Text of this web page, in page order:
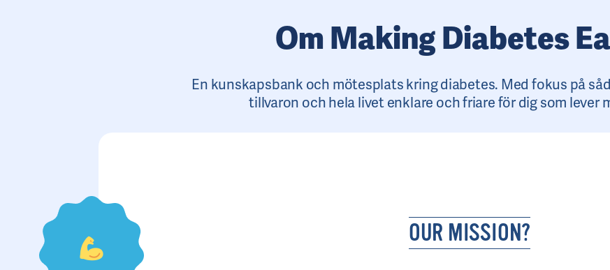
Om Making Diabetes
En kunskapsbank och mötesplats kring diabetes. Med fokus på
tillvaron och hela livet enklare och friare för dig som lever
OUR MISSION?